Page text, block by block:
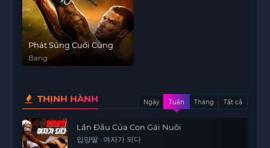
Phát Súng Cuối Cùng
Bang
THỊNH HÀNH Ngày Tuần Tháng Tất cả
Lần Đầu Của Con Gái Nuôi
입양딸 : 여자가 되다